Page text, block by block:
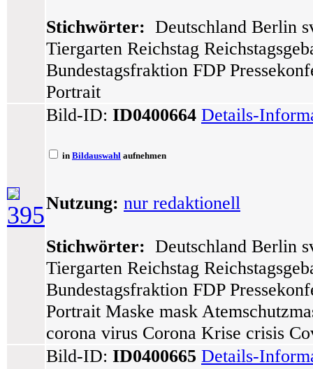
Stichwörter: Deutschland Berlin
Tiergarten Reichstag
Bundestagsfraktion FDP
Portrait
395
Bild-ID: ID0400664 Details-
in Bildauswahl aufnehmen
Nutzung: nur redaktionell
Stichwörter: Deutschland Berlin
Tiergarten Reichstag
Bundestagsfraktion FDP
Portrait Maske mask
corona virus Corona Krise crisis
Bild-ID: ID0400665 Details-